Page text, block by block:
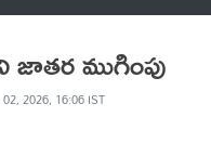
జాతర ముగింపు
2026, 16:06 IST